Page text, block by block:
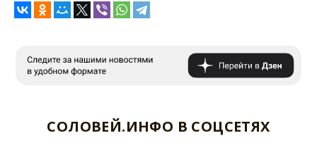
СОЛОВЕЙ.ИНФО В СОЦСЕТЯХ